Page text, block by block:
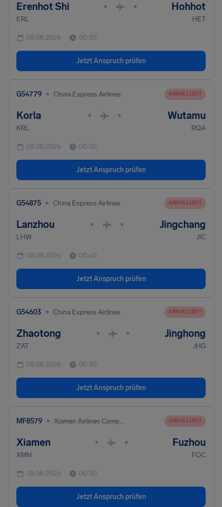
Erenhot Shi • • Hohhot
ERL HET
08.08.2026 00:50
Jetzt Anspruch prüfen
G54779 • China Express Airlines ANNULLIERT
Korla • • Wutamu
KRL RQA
08.08.2026 00:50
Jetzt Anspruch prüfen
G54875 • China Express Airlines ANNULLIERT
Lanzhou • • Jingchang
LHW JIC
08.08.2026 00:40
Jetzt Anspruch prüfen
G54603 • China Express Airlines ANNULLIERT
Zhaotong • • Jinghong
ZAT JHG
08.08.2026 00:30
Jetzt Anspruch prüfen
MF8579 • Xiamen Airlines Company ANNULLIERT
Xiamen • • Fuzhou
XMN FOC
08.08.2026 00:30
Jetzt Anspruch prüfen